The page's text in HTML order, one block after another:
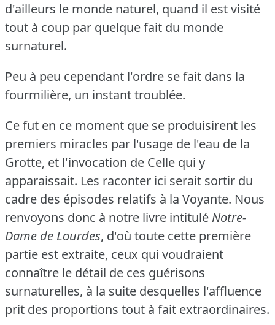
d'ailleurs le monde naturel, quand il est visité
tout à coup par quelque fait du monde
surnaturel.
Peu à peu cependant l'ordre se fait dans la
fourmilière, un instant troublée.
Ce fut en ce moment que se produisirent les
premiers miracles par l'usage de l'eau de la
Grotte, et l'invocation de Celle qui y
apparaissait. Les raconter ici serait sortir du
cadre des épisodes relatifs à la Voyante. Nous
renvoyons donc à notre livre intitulé Notre-
Dame de Lourdes, d'où toute cette première
partie est extraite, ceux qui voudraient
connaître le détail de ces guérisons
surnaturelles, à la suite desquelles l'affluence
prit des proportions tout à fait extraordinaires.